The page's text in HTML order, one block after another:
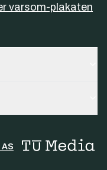
varsom-plakaten